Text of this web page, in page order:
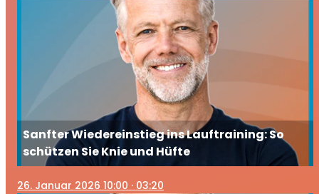
Sanfter Wiedereinstieg ins Lauftraining: So
schützen Sie Knie und Hüfte
26. Januar 2026 10:00 · 03:20